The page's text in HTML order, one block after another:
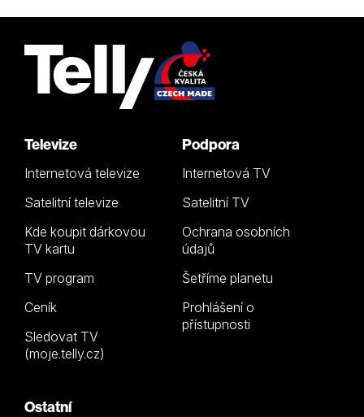
Televize
Internetová televize
Satelitní televize
Kde koupit dárkovou
TV kartu
TV program
Ceník
Sledovat TV
(moje.telly.cz)
Podpora
Internetová TV
Satelitní TV
Ochrana osobních
údajů
Šetříme planetu
Prohlášení o
přístupnosti
Ostatní